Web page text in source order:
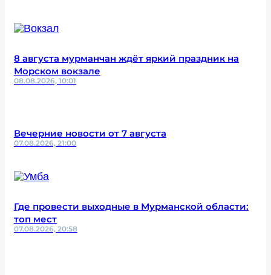
8 августа мурманчан ждёт яркий праздник на
Морском вокзале
08.08.2026, 10:01
Вечерние новости от 7 августа
07.08.2026, 21:00
Где провести выходные в Мурманской области:
топ мест
07.08.2026, 20:58